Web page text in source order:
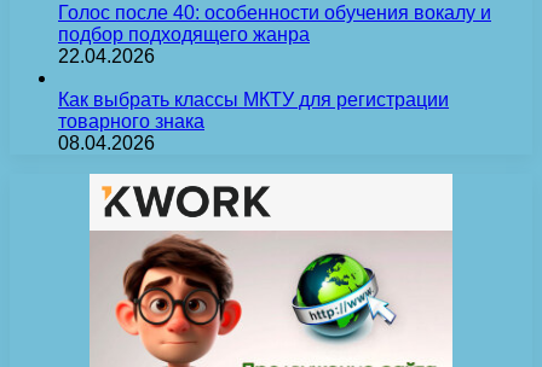
Голос после 40: особенности обучения вокалу и
подбор подходящего жанра
22.04.2026
Как выбрать классы МКТУ для регистрации
товарного знака
08.04.2026